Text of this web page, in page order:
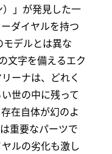
」が発見した一
ダイヤルを持つ
デルとは異な
文字を備えるエク
ーナは、どれく
世の中に残って
在自体が幻のよ
重要なパーツで
ルの劣化も激し